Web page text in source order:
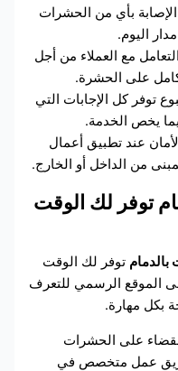
بأي من الحشرات
اليوم.
مع العملاء من أجل
على الحشرة.
توفر كل الإجابات التي
يخص الخدمة.
عند تطبيق أعمال
من الداخل أو الخارج.
توفر لك الوقت
توفر لك الوقت
الموقع الرسمي للتعرف
بكل مهارة.
على الحشرات
عمل متخصص في